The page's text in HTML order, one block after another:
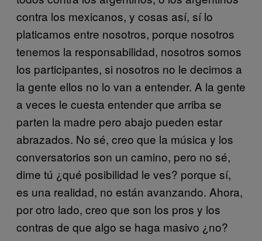
contra los mexicanos, y cosas así, sí lo
platicamos entre nosotros, porque nosotros
tenemos la responsabilidad, nosotros somos
los participantes, si nosotros no le decimos a
la gente ellos no lo van a entender. A la gente
a veces le cuesta entender que arriba se
parten la madre pero abajo pueden estar
abrazados. No sé, creo que la música y los
conversatorios son un camino, pero no sé,
dime tú ¿qué posibilidad le ves? porque sí,
es una realidad, no están avanzando. Ahora,
por otro lado, creo que son los pros y los
contras de que algo se haga masivo ¿no?